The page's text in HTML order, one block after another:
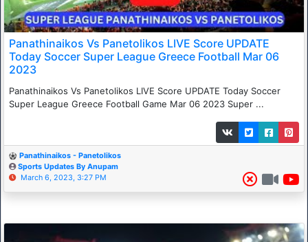
Panathinaikos Vs Panetolikos LIVE Score UPDATE
Today Soccer Super League Greece Football Mar 06
2023
Panathinaikos Vs Panetolikos LIVE Score UPDATE Today Soccer
Super League Greece Football Game Mar 06 2023 Super ...
Panathinaikos - Panetolikos
Sports Updates By Anupam
March 6, 2023, 3:27 PM